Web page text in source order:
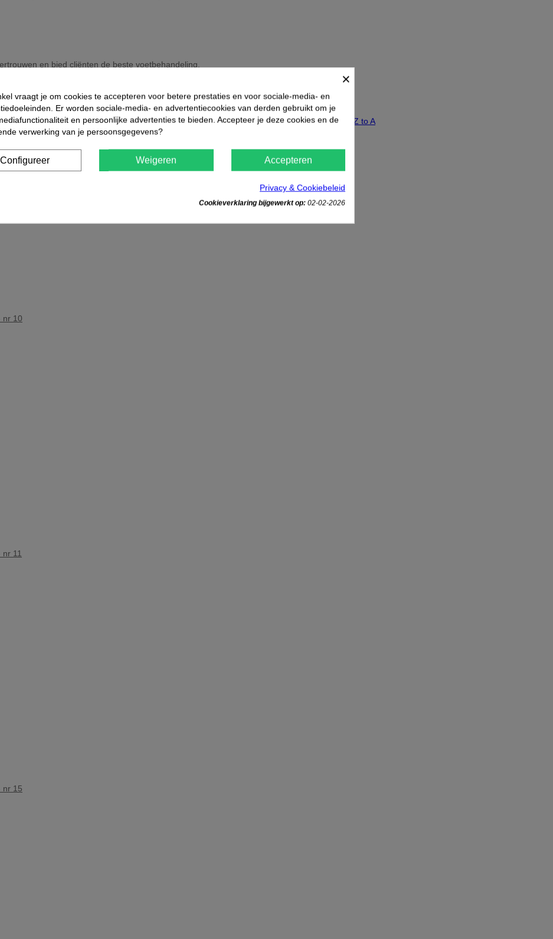
en bied cliënten de beste voetbehandeling.
A tot ZNaam: Z tot A Prijs: laag naar hoogPrijs: hoog naar laagReference, A to ZReference, Z to A
nr 10
11
nr 15
×
vraagt je om cookies te accepteren voor betere prestaties en voor sociale-media- en
Er worden sociale-media- en advertentiecookies van derden gebruikt om je
en persoonlijke advertenties te bieden. Accepteer je deze cookies en de
verwerking van je persoonsgegevens?
Configureer Weigeren Accepteren
Privacy & Cookiebeleid
Cookieverklaring bijgewerkt op: 02-02-2026